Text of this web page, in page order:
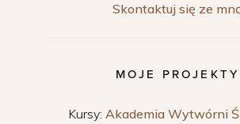
Skontaktuj się ze
MOJE PROJEKTY
Kursy: Akademia Wytwórni